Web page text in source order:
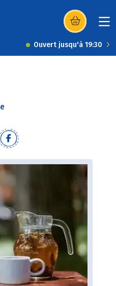
(s’ouvre dans
Ouvert jusqu'à 19:30